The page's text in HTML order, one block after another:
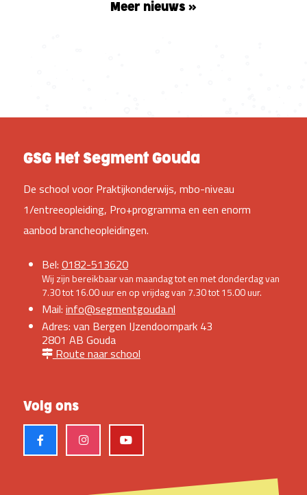
Meer nieuws »
GSG Het Segment Gouda
De school voor Praktijkonderwijs, mbo-niveau
1/entreeopleiding, Pro+programma en een enorm
aanbod brancheopleidingen.
Bel: 0182-513620
Wij zijn bereikbaar van maandag tot en met donderdag van
7.30 tot 16.00 uur en op vrijdag van 7.30 tot 15.00 uur.
Mail: info@segmentgouda.nl
Adres: van Bergen IJzendoornpark 43
2801 AB Gouda
Route naar school
Volg ons